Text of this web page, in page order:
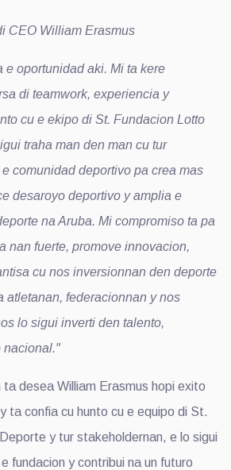
CEO William Erasmus
e oportunidad aki. Mi ta kere
di teamwork, experiencia y
cu e ekipo di St. Fundacion Lotto
traha man den man cu tur
comunidad deportivo pa crea mas
desaroyo deportivo y amplia e
na Aruba. Mi compromiso ta pa
nan fuerte, promove innovacion,
cu nos inversionnan den deporte
atletanan, federacionnan y nos
lo sigui inverti den talento,
nacional."
ta desea William Erasmus hopi exito
ta confia cu hunto cu e equipo di St.
y tur stakeholdernan, e lo sigui
fundacion y contribui na un futuro